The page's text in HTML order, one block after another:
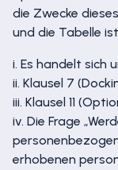
die Zwecke
und die Tabelle
i. Es handelt sich
ii. Klausel 7
iii. Klausel 11
iv. Die Frage
erhobenen